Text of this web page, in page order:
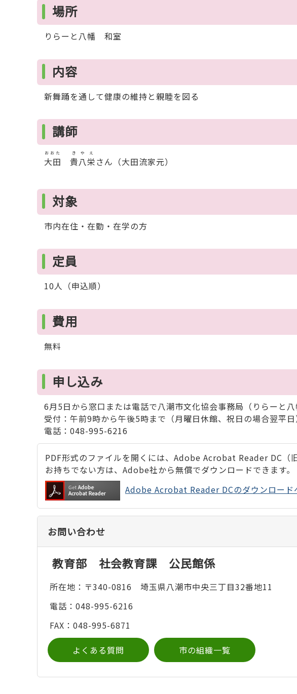
場所
りらーと八幡 和室
内容
新舞踊を通して健康の維持と親睦を図る
講師
大田
おおた
貴八栄
きやえ
さん（大田流家元）
対象
市内在住・在勤・在学の方
定員
10人（申込順）
費用
無料
申し込み
6月5日から窓口または電話で八潮市文化協会事務局（りらーと
受付：午前9時から午後5時まで（月曜日休館、祝日の場合翌平日
電話：048-995-6216
PDF形式のファイルを開くには、Adobe Acrobat Reader DC（
お持ちでない方は、Adobe社から無償でダウンロードできます。
Adobe Acrobat Reader DCのダウンロード
お問い合わせ
教育部 社会教育課 公民館係
所在地：〒340-0816 埼玉県八潮市中央三丁目32番地11
電話：048-995-6216
FAX：048-995-6871
よくある質問 市の組織一覧